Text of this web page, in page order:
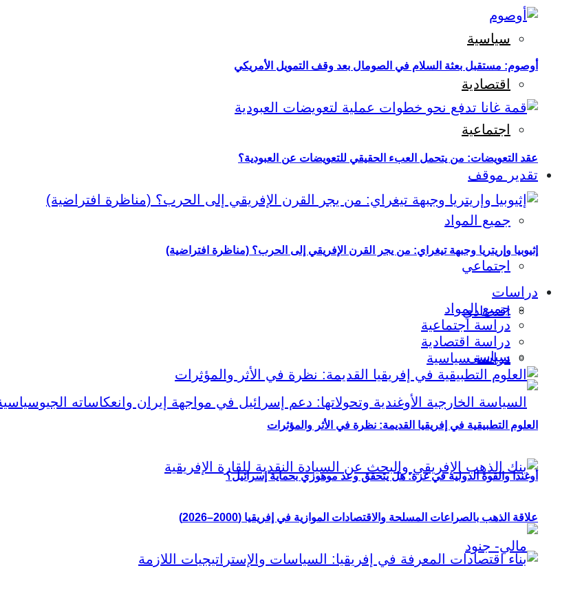
سياسية
اقتصادية
اجتماعية
تقدير موقف
جميع المواد
اجتماعي
اقتصادي
سياسي
أوغندا والقوة الدولية في غزة: هل يتحقق وعد موهوزي بحماية إسرائيل؟
أوصوم: مستقبل بعثة السلام في الصومال بعد وقف التمويل الأمريكي
عقد التعويضات: من يتحمل العبء الحقيقي للتعويضات عن العبودية؟
إثيوبيا وإريتريا وجبهة تيغراي: من يجر القرن الإفريقي إلى الحرب؟ (مناظرة افتراضية)
دراسات
جميع المواد
دراسة اجتماعية
دراسة اقتصادية
دراسة سياسية
العلوم التطبيقية في إفريقيا القديمة: نظرة في الأثر والمؤثرات
علاقة الذهب بالصراعات المسلحة والاقتصادات الموازية في إفريقيا (2000–2026)